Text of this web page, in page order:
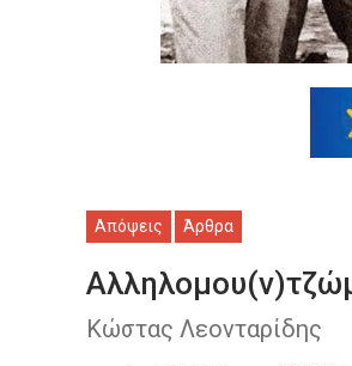
Απόψεις Άρθρα
Κώστας Λεονταρίδης